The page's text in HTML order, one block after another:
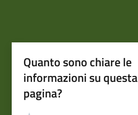
Quanto sono chiare le
informazioni su questa
pagina?